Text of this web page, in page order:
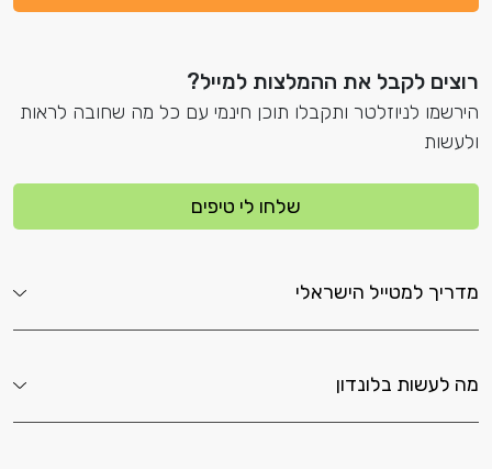
רוצים לקבל את ההמלצות למייל?
הירשמו לניוזלטר ותקבלו תוכן חינמי עם כל מה שחובה לראות
ולעשות
שלחו לי טיפים
מדריך למטייל הישראלי
מה לעשות בלונדון